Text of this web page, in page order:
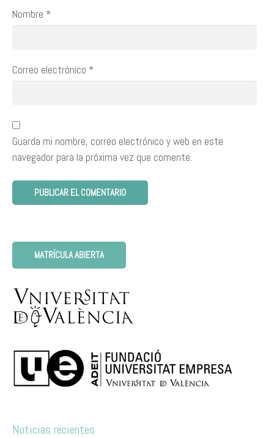
Nombre *
Correo electrónico *
Guarda mi nombre, correo electrónico y web en este
navegador para la próxima vez que comente.
MATRÍCULA ABIERTA
Noticias recientes